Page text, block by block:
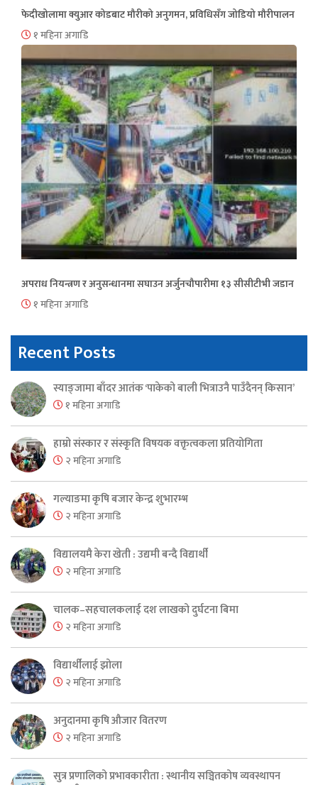
फेदीखोलामा क्युआर कोडबाट मौरीको अनुगमन, प्रविधिसँग जोडियो मौरीपालन
१ महिना अगाडि
अपराध नियन्त्रण र अनुसन्धानमा सघाउन अर्जुनचौपारीमा १३ सीसीटीभी जडान
१ महिना अगाडि
Recent Posts
स्याङ्जामा बाँदर आतंक ‘पाकेको बाली भित्राउनै पाउँदैनन् किसान’
१ महिना अगाडि
हाम्रो संस्कार र संस्कृति विषयक वक्तृत्वकला प्रतियोगिता
२ महिना अगाडि
गल्याङमा कृषि बजार केन्द्र शुभारम्भ
२ महिना अगाडि
विद्यालयमै केरा खेती : उद्यमी बन्दै विद्यार्थी
२ महिना अगाडि
चालक–सहचालकलाई दश लाखको दुर्घटना बिमा
२ महिना अगाडि
विद्यार्थीलाई झोला
२ महिना अगाडि
अनुदानमा कृषि औजार वितरण
२ महिना अगाडि
सुत्र प्रणालिको प्रभावकारीता : स्थानीय सञ्चितकोष व्यवस्थापन